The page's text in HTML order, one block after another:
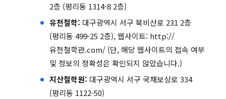
2층 (평리동 1314-8 2층)
유천철학: 대구광역시 서구 북비산로 231 2층
(평리동 499-25 2층), 웹사이트: http://
유천철학관.com/ (단, 해당 웹사이트의 접속 여부
및 정보의 정확성은 확인되지 않았습니다.)
지산철학원: 대구광역시 서구 국채보상로 334
(평리동 1122-50)